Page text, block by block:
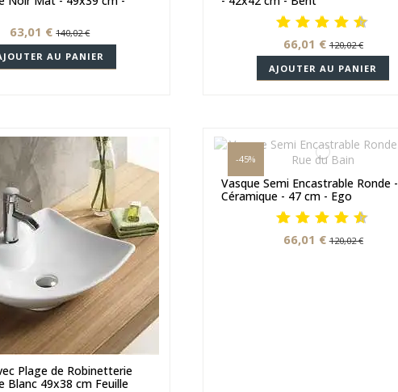
63,01 €140,02 €
AU PANIER
66,01 €120,02 €
AJOUTER AU PANIER
Plage de Robinetterie
Blanc 49x38 cm Feuille
-45%
Vasque Semi Encastrable Ronde -
Céramique - 47 cm - Ego
66,01 €120,02 €